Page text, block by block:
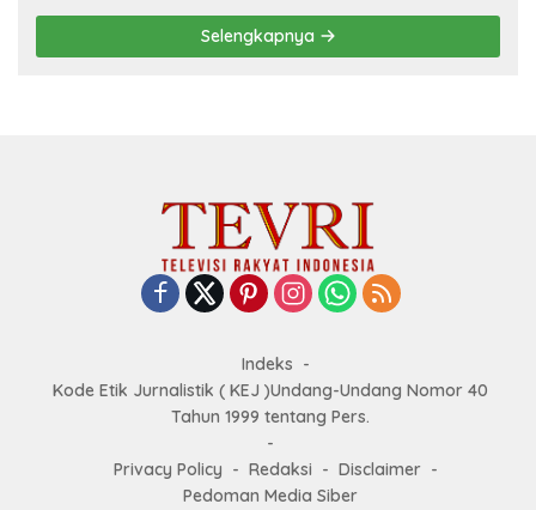
Selengkapnya
Indeks
Kode Etik Jurnalistik ( KEJ )Undang-Undang Nomor 40
Tahun 1999 tentang Pers.
Privacy Policy Redaksi
Disclaimer
Pedoman Media Siber